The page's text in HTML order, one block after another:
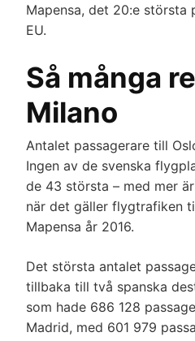
Mapensa, det 20:e största
EU.
Så många
Milano
Antalet passagerare till
Ingen av de svenska
de 43 största – med mer
när det gäller flygtrafiken
Mapensa år 2016.
Det största antalet
tillbaka till två spanska
som hade 686 128
Madrid, med 601 979